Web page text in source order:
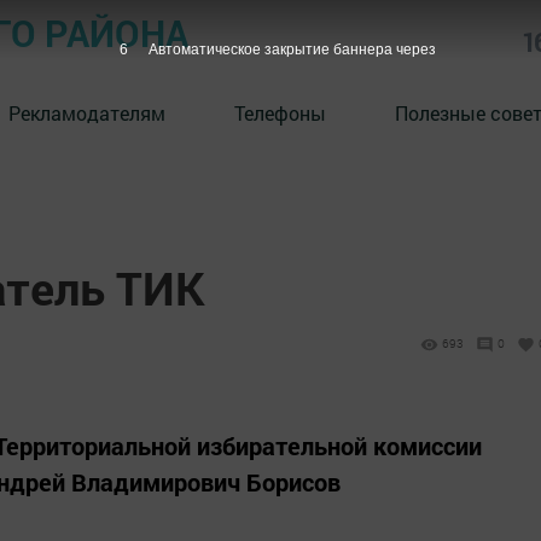
РАЙОНА
Рекламодателям Телефоны Полезные
ТИК
693 0
избирательной комиссии
Владимирович Борисов
5 Автоматическое закрытие баннера через